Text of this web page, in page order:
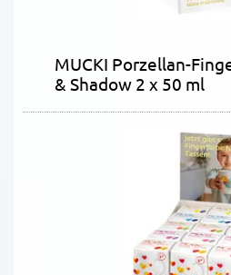
MUCKI Porzellan-
& Shadow 2 x 50 ml